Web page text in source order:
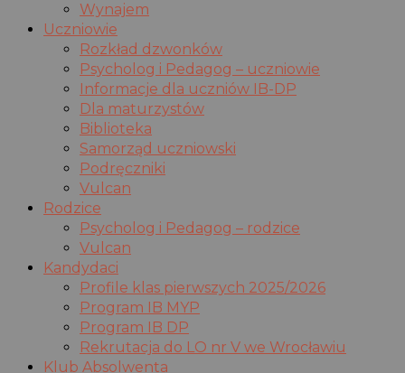
Wynajem
Uczniowie
Rozkład dzwonków
Psycholog i Pedagog – uczniowie
Informacje dla uczniów IB-DP
Dla maturzystów
Biblioteka
Samorząd uczniowski
Podręczniki
Vulcan
Rodzice
Psycholog i Pedagog – rodzice
Vulcan
Kandydaci
Profile klas pierwszych 2025/2026
Program IB MYP
Program IB DP
Rekrutacja do LO nr V we Wrocławiu
Klub Absolwenta